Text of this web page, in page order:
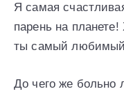
Я самая
парень на
ты самый любимый
До чего же больно